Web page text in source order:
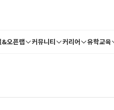
&오픈랩 커뮤니티 커리어 유학교육